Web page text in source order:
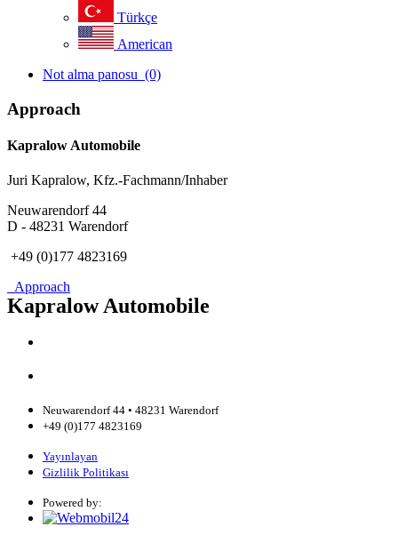
Türkçe
American
Not alma panosu (0)
Approach
Kapralow Automobile
Juri Kapralow, Kfz.-Fachmann/Inhaber
Neuwarendorf 44
D - 48231 Warendorf
+49 (0)177 4823169
Approach
Kapralow Automobile
Neuwarendorf 44 • 48231 Warendorf
+49 (0)177 4823169
Yayınlayan
Gizlilik Politikası
Powered by: